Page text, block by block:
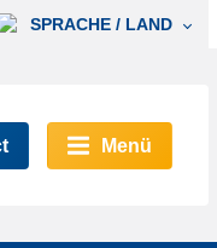
SPRACHE / LAND
Menü